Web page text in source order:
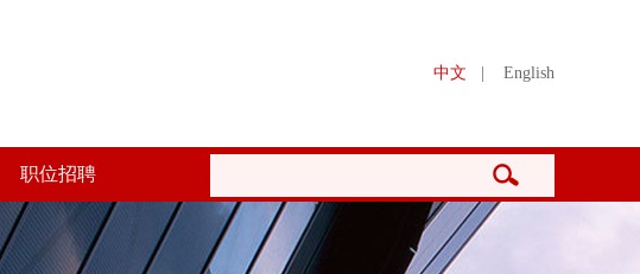
中文 English
职位招聘